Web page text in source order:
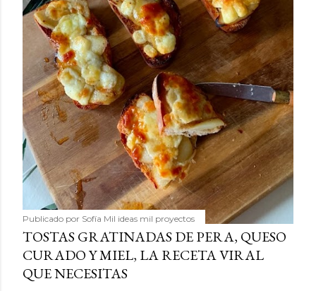
Publicado por Sofía Mil ideas mil proyectos
TOSTAS GRATINADAS DE PERA, QUESO
CURADO Y MIEL, LA RECETA VIRAL
QUE NECESITAS